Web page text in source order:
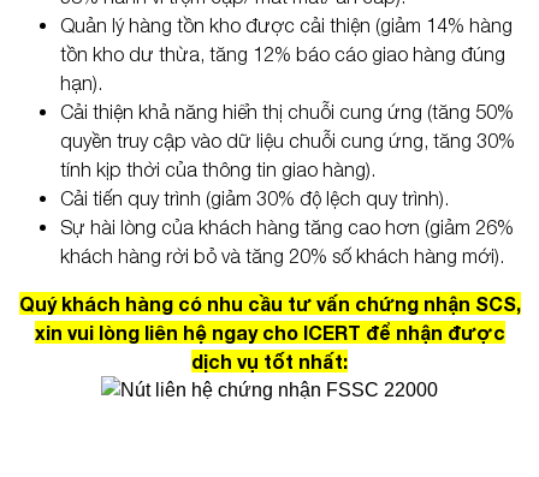
Quản lý hàng tồn kho được cải thiện (giảm 14% hàng
tồn kho dư thừa, tăng 12% báo cáo giao hàng đúng
hạn).
Cải thiện khả năng hiển thị chuỗi cung ứng (tăng 50%
quyền truy cập vào dữ liệu chuỗi cung ứng, tăng 30%
tính kịp thời của thông tin giao hàng).
Cải tiến quy trình (giảm 30% độ lệch quy trình).
Sự hài lòng của khách hàng tăng cao hơn (giảm 26%
khách hàng rời bỏ và tăng 20% số khách hàng mới).
Quý khách hàng có nhu cầu tư vấn chứng nhận SCS,
xin vui lòng liên hệ ngay cho ICERT để nhận được
dịch vụ tốt nhất: